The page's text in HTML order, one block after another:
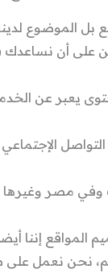
الموضوع
على أن
يعبر عن
وفي مصر وغيرها
إننا أيضاً
نحن نعمل